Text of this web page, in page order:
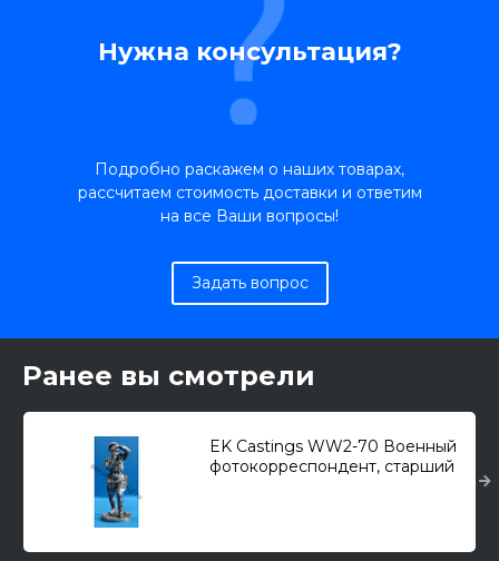
Нужна консультация?
Подробно раскажем о наших товарах,
рассчитаем стоимость доставки и ответим
на все Ваши вопросы!
Задать вопрос
Ранее вы смотрели
EK Castings WW2-70 Военный
фотокорреспондент, старший